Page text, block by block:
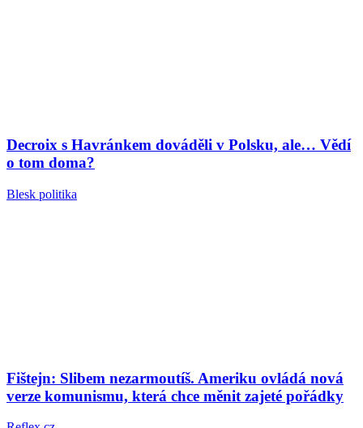
Decroix s Havránkem dováděli v Polsku, ale… Vědí
o tom doma?
Blesk politika
Fištejn: Slibem nezarmoutíš. Ameriku ovládá nová
verze komunismu, která chce měnit zajeté pořádky